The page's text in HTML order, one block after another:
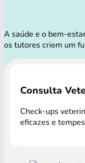
A saúde e o bem-
os tutores criem um
Consulta
Check-ups
eficazes e